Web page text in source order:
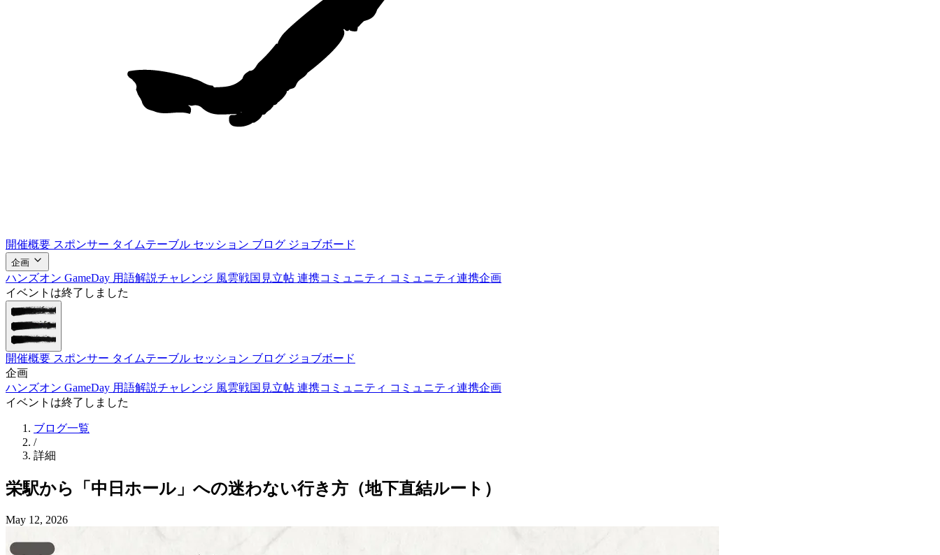
開催概要 スポンサー タイムテーブル セッション ブログ ジョブボード
企画
ハンズオン GameDay 用語解説チャレンジ 風雲戦国見立帖 連携コミュニティ コミュニティ連携企画
イベントは終了しました
開催概要 スポンサー タイムテーブル セッション ブログ ジョブボード
企画
ハンズオン GameDay 用語解説チャレンジ 風雲戦国見立帖 連携コミュニティ コミュニティ連携企画
イベントは終了しました
ブログ一覧
/
詳細
栄駅から 「中日ホール」への迷わない行き方 （地下直結ルート）
May 12, 2026